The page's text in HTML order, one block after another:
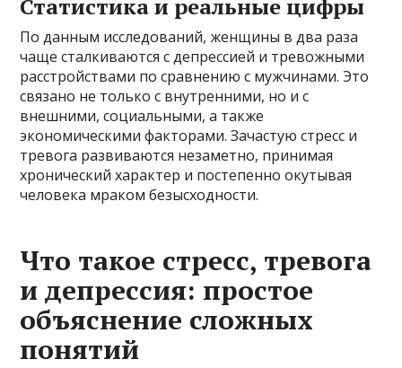
Статистика и реальные цифры
По данным исследований, женщины в два раза
чаще сталкиваются с депрессией и тревожными
расстройствами по сравнению с мужчинами. Это
связано не только с внутренними, но и с
внешними, социальными, а также
экономическими факторами. Зачастую стресс и
тревога развиваются незаметно, принимая
хронический характер и постепенно окутывая
человека мраком безысходности.
Что такое стресс, тревога
и депрессия: простое
объяснение сложных
понятий